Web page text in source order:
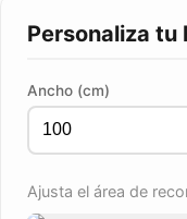
Personaliza tu
Ancho (cm)
Ajusta el área de